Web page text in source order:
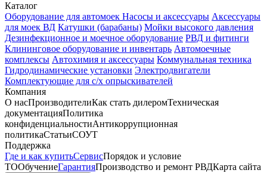
Каталог
Оборудование для автомоек Насосы и аксессуары Аксессуары
для моек ВД Катушки (барабаны) Мойки высокого давления
Дезинфекционное и моечное оборудование РВД и фитинги
Клининговое оборудование и инвентарь Автомоечные
комплексы Автохимия и аксессуары Коммунальная техника
Гидродинамические установки Электродвигатели
Комплектующие для с/х опрыскивателей
Компания
О насПроизводителиКак стать дилеромТехническая
документацияПолитика
конфиденциальностиАнтикоррупционная
политикаСтатьиСОУТ
Поддержка
Где и как купитьСервисПорядок и условие
ТООбучениеГарантияПроизводство и ремонт РВДКарта сайта